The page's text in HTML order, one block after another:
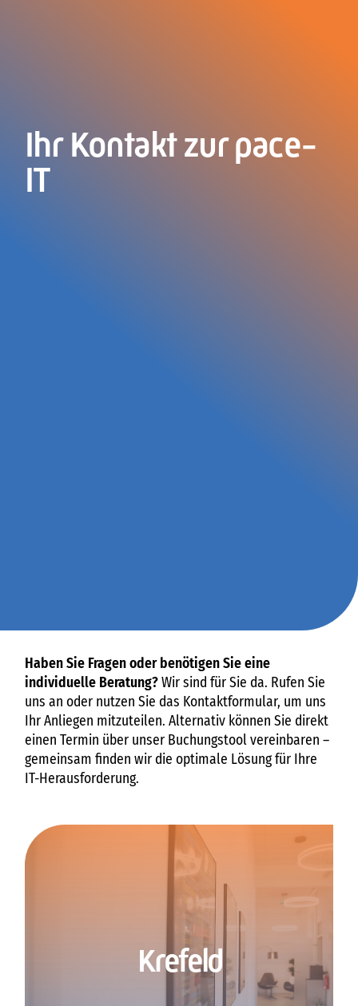
Ihr Kontakt zur pace-
IT
Haben Sie Fragen oder benötigen Sie eine
individuelle Beratung?Wir sind für Sie da. Rufen Sie
uns an oder nutzen Sie das Kontaktformular, um uns
Ihr Anliegen mitzuteilen. Alternativ können Sie direkt
einen Termin über unser Buchungstool vereinbaren –
gemeinsam finden wir die optimale Lösung für Ihre
IT-Herausforderung.
Krefeld